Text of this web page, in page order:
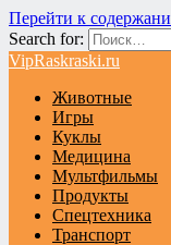
Перейти к
Search for:
VipRaskraski.ru
Животные
Игры
Куклы
Медицина
Мультфильмы
Продукты
Спецтехника
Транспорт